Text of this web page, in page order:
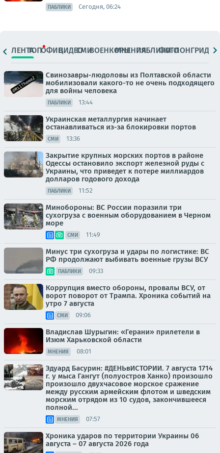
ПАБЛИКИ Сегодня, 06:24
ЛЕНТАТОПОФИЦ.ВИДЕОСМИВОЕНКОРЫМНЕНИЯПАБЛИКИ
ФОТОЛОНГРИДЫ
Свинозавры-людоловы из Полтавской области
мобилизовали какого-то не очень подходящего
для войны человека
ПАБЛИКИ 13:44
Украинская металлургия начинает
останавливаться из-за блокировки портов
СМИ 13:36
Закрытие крупных морских портов в районе
Одессы остановило экспорт железной руды с
Украины, что приведет к потере миллиардов
долларов годового дохода
ПАБЛИКИ 11:52
Минобороны: ВС России поразили три
сухогруза с военным оборудованием в Черном
море
СМИ 11:49
Минус три сухогруза и удары по логистике: ВС
РФ продолжают выбивать военные грузы ВСУ
ПАБЛИКИ 09:33
Коррупция вместо обороны, провалы ВСУ, от
ворот поворот от Трампа. Хроника событий на
утро 7 августа
СМИ 09:06
Владислав Шурыгин: «Герани» прилетели в
Изюм Харьковской области
МНЕНИЯ 08:01
Эдуард Басурин: #ДЕНЬвИСТОРИИ. 7 августа 1714
г. у мыса Гангут (полуостров Ханко) произошло
произошло двухчасовое морское сражение
между русским армейским флотом и шведским
морским отрядом из 10 судов, закончившееся
полной...
МНЕНИЯ 07:57
Хроника ударов по территории Украины 06
августа – 07 августа 2026 года